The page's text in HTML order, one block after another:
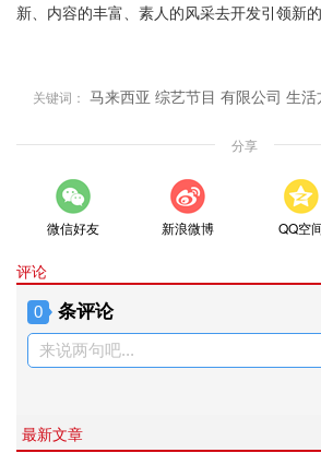
新、内容的丰富、素人的风采去开发引领新的
关键词： 马来西亚 综艺节目 有限公司 生活
分享
微信好友 新浪微博 QQ空
评论
0 条评论
来说两句吧...
最新文章